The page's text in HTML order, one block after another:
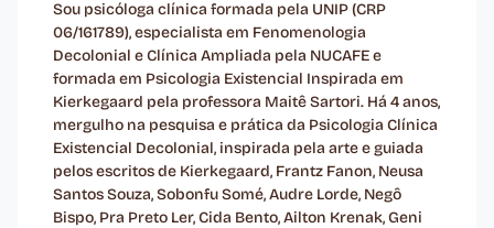
Sou psicóloga clínica formada pela UNIP (CRP
06/161789), especialista em Fenomenologia
Decolonial e Clínica Ampliada pela NUCAFE e
formada em Psicologia Existencial Inspirada em
Kierkegaard pela professora Maitê Sartori. Há 4 anos,
mergulho na pesquisa e prática da Psicologia Clínica
Existencial Decolonial, inspirada pela arte e guiada
pelos escritos de Kierkegaard, Frantz Fanon, Neusa
Santos Souza, Sobonfu Somé, Audre Lorde, Negô
Bispo, Pra Preto Ler, Cida Bento, Ailton Krenak, Geni